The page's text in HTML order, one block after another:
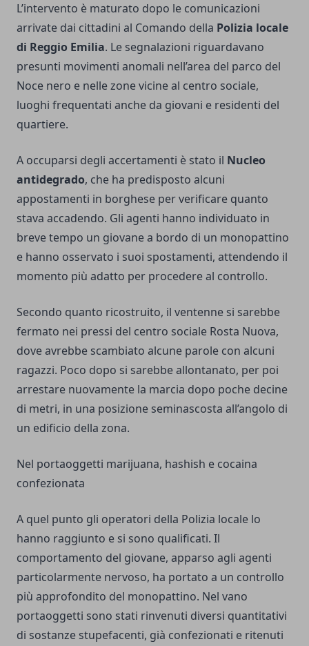
L’intervento è maturato dopo le comunicazioni
arrivate dai cittadini al Comando della Polizia locale
di Reggio Emilia. Le segnalazioni riguardavano
presunti movimenti anomali nell’area del parco del
Noce nero e nelle zone vicine al centro sociale,
luoghi frequentati anche da giovani e residenti del
quartiere.
A occuparsi degli accertamenti è stato il Nucleo
antidegrado, che ha predisposto alcuni
appostamenti in borghese per verificare quanto
stava accadendo. Gli agenti hanno individuato in
breve tempo un giovane a bordo di un monopattino
e hanno osservato i suoi spostamenti, attendendo il
momento più adatto per procedere al controllo.
Secondo quanto ricostruito, il ventenne si sarebbe
fermato nei pressi del centro sociale Rosta Nuova,
dove avrebbe scambiato alcune parole con alcuni
ragazzi. Poco dopo si sarebbe allontanato, per poi
arrestare nuovamente la marcia dopo poche decine
di metri, in una posizione seminascosta all’angolo di
un edificio della zona.
Nel portaoggetti marijuana, hashish e cocaina
confezionata
A quel punto gli operatori della Polizia locale lo
hanno raggiunto e si sono qualificati. Il
comportamento del giovane, apparso agli agenti
particolarmente nervoso, ha portato a un controllo
più approfondito del monopattino. Nel vano
portaoggetti sono stati rinvenuti diversi quantitativi
di sostanze stupefacenti, già confezionati e ritenuti